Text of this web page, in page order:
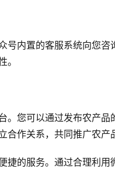
号内置的客服系统向您咨
。您可以通过发布农产品
作关系，共同推广农产
捷的服务。通过合理利用